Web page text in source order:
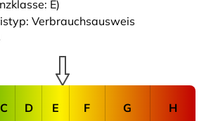
E)
Verbrauchsausweis
C D E F G H